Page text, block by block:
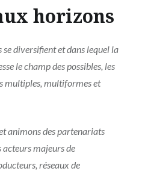
horizons
diversifient et dans lequel la
le champ des possibles, les
multiples, multiformes et
animons des partenariats
acteurs majeurs de
réseaux de